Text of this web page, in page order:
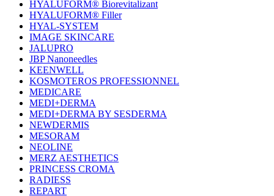
HYALUFORM® Biorevitalizant
HYALUFORM® Filler
HYAL-SYSTEM
IMAGE SKINCARE
JALUPRO
JBP Nanoneedles
KEENWELL
KOSMOTEROS PROFESSIONNEL
MEDICARE
MEDI+DERMA
MEDI+DERMA BY SESDERMA
NEWDERMIS
MESORAM
NEOLINE
MERZ AESTHETICS
PRINCESS CROMA
RADIESS
REPART